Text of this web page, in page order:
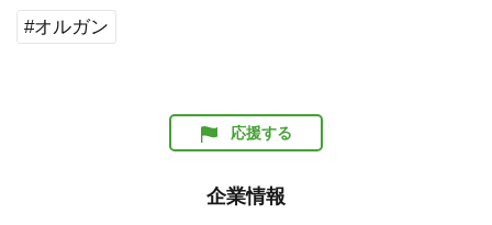
#オルガン
応援する
企業情報